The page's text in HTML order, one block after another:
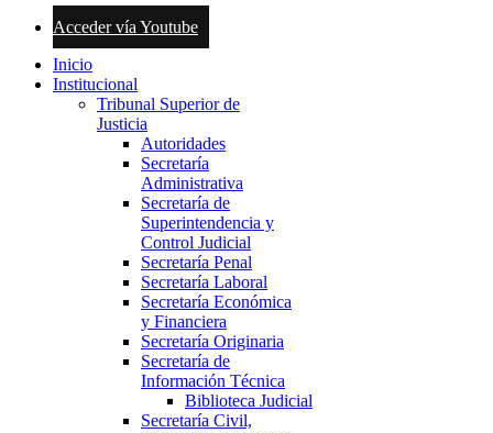
Acceder vía Youtube
Inicio
Institucional
Tribunal Superior de
Justicia
Autoridades
Secretaría
Administrativa
Secretaría de
Superintendencia y
Control Judicial
Secretaría Penal
Secretaría Laboral
Secretaría Económica
y Financiera
Secretaría Originaria
Secretaría de
Información Técnica
Biblioteca Judicial
Secretaría Civil,